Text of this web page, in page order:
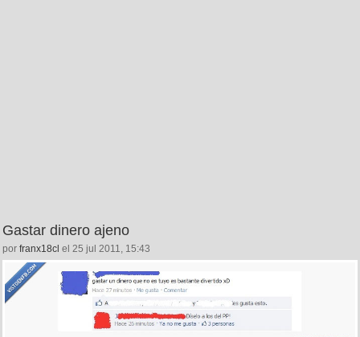
Gastar dinero ajeno
por franx18cl el 25 jul 2011, 15:43